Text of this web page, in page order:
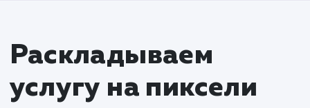
Что входит в стоимость
услуги разработки